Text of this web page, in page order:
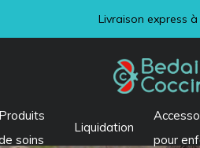
Produits
soins
Liquidation
pour
Visitez notre section